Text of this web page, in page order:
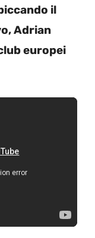
il
Adrian
europei